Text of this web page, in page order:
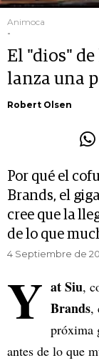
Animoca
-
El "dios"
lanza una
Robert Olsen
Por qué el
Brands, el
cree que la
de lo que
4 Septiembre de
Y at Siu,
Brands,
próxima
antes de lo que